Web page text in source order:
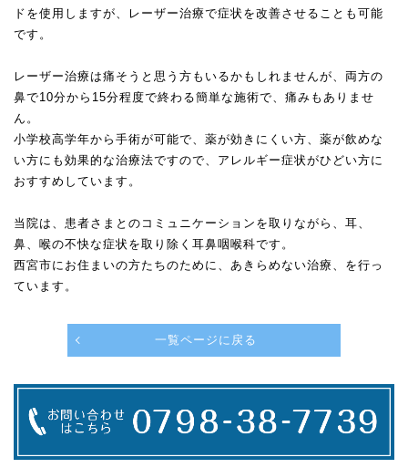
ドを使用しますが、レーザー治療で症状を改善させることも可能
です。
レーザー治療は痛そうと思う方もいるかもしれませんが、両方の
鼻で10分から15分程度で終わる簡単な施術で、痛みもありませ
ん。
小学校高学年から手術が可能で、薬が効きにくい方、薬が飲めな
い方にも効果的な治療法ですので、アレルギー症状がひどい方に
おすすめしています。
当院は、患者さまとのコミュニケーションを取りながら、耳、
鼻、喉の不快な症状を取り除く耳鼻咽喉科です。
西宮市にお住まいの方たちのために、あきらめない治療、を行っ
ています。
一覧ページに戻る